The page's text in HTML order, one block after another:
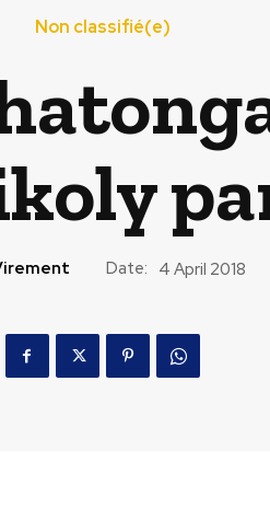
Non classifié(e)
Date: 4 April 2018